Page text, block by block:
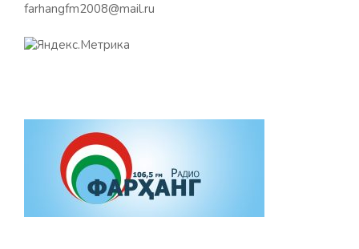
farhangfm2008@mail.ru